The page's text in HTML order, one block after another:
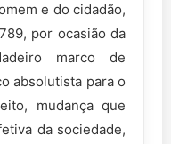
e do cidadão,
por ocasião da
marco de
absolutista para o
mudança que
da sociedade,